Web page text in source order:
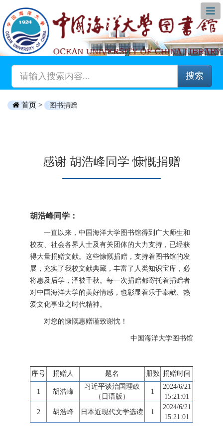
搜索
首页 > 图书捐赠
感谢 胡浩峰同学 慷慨捐赠
胡浩峰同学：
一直以来，中国海洋大学图书馆得到广大师生和
校友、社会各界人士及有关团体的大力支持，已经获
得大量捐赠文献。这些慷慨捐赠，支持着图书馆的发
展，充实了我校文献典藏，丰富了人类知识宝库，必
将惠及后学，泽被千秋。每一次捐赠都寄托着捐赠者
对中国海洋大学的美好情感，也彰显着乐于奉献、热
爱文化事业之时代精神。
对您的慷慨惠赠谨致谢忱！
中国海洋大学图书馆
序号 捐赠人 题名 册数 捐赠时间
1 胡浩峰
习近平谈治国理政
（日语版）
1
2024/6/21
15:21:01
2 胡浩峰 日本近现代文学选读 1
2024/6/21
15:21:01